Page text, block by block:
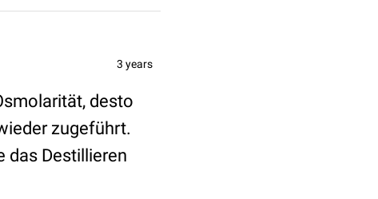
3 years
desto
zugeführt.
das Destillieren